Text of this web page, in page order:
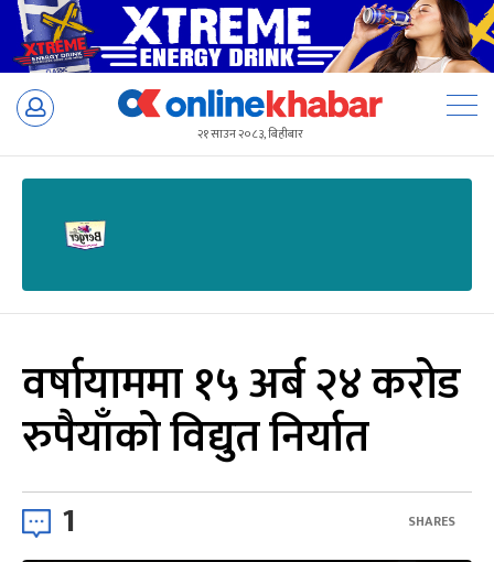
Skip
२१ साउन २०८३, बिहीबार
वर्षायाममा १५ अर्ब २४ करोड
रुपैयाँको विद्युत निर्यात
1 SHARES